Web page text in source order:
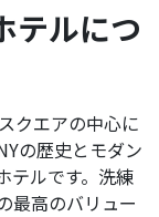
テルにつ
クエアの中心に
の歴史とモダン
テルです。洗練
最高のバリュー